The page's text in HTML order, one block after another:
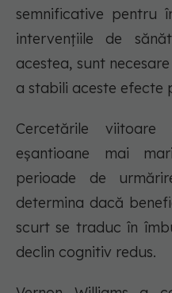
semnificative pentru
intervențiile de
acestea, sunt
a stabili aceste efecte
Cercetările
eșantioane mai
perioade de
determina dacă
scurt se traduc în
declin cognitiv redus.